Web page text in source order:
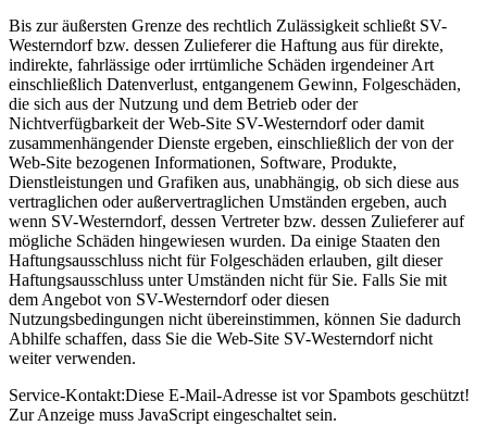
Bis zur äußersten Grenze des rechtlich Zulässigkeit schließt SV-
Westerndorf bzw. dessen Zulieferer die Haftung aus für direkte,
indirekte, fahrlässige oder irrtümliche Schäden irgendeiner Art
einschließlich Datenverlust, entgangenem Gewinn, Folgeschäden,
die sich aus der Nutzung und dem Betrieb oder der
Nichtverfügbarkeit der Web-Site SV-Westerndorf oder damit
zusammenhängender Dienste ergeben, einschließlich der von der
Web-Site bezogenen Informationen, Software, Produkte,
Dienstleistungen und Grafiken aus, unabhängig, ob sich diese aus
vertraglichen oder außervertraglichen Umständen ergeben, auch
wenn SV-Westerndorf, dessen Vertreter bzw. dessen Zulieferer auf
mögliche Schäden hingewiesen wurden. Da einige Staaten den
Haftungsausschluss nicht für Folgeschäden erlauben, gilt dieser
Haftungsausschluss unter Umständen nicht für Sie. Falls Sie mit
dem Angebot von SV-Westerndorf oder diesen
Nutzungsbedingungen nicht übereinstimmen, können Sie dadurch
Abhilfe schaffen, dass Sie die Web-Site SV-Westerndorf nicht
weiter verwenden.
Service-Kontakt:Diese E-Mail-Adresse ist vor Spambots geschützt!
Zur Anzeige muss JavaScript eingeschaltet sein.